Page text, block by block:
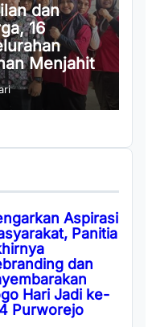
dan
16
Menjahit
Aspirasi
Panitia
dan
Hari Jadi ke-
Purworejo